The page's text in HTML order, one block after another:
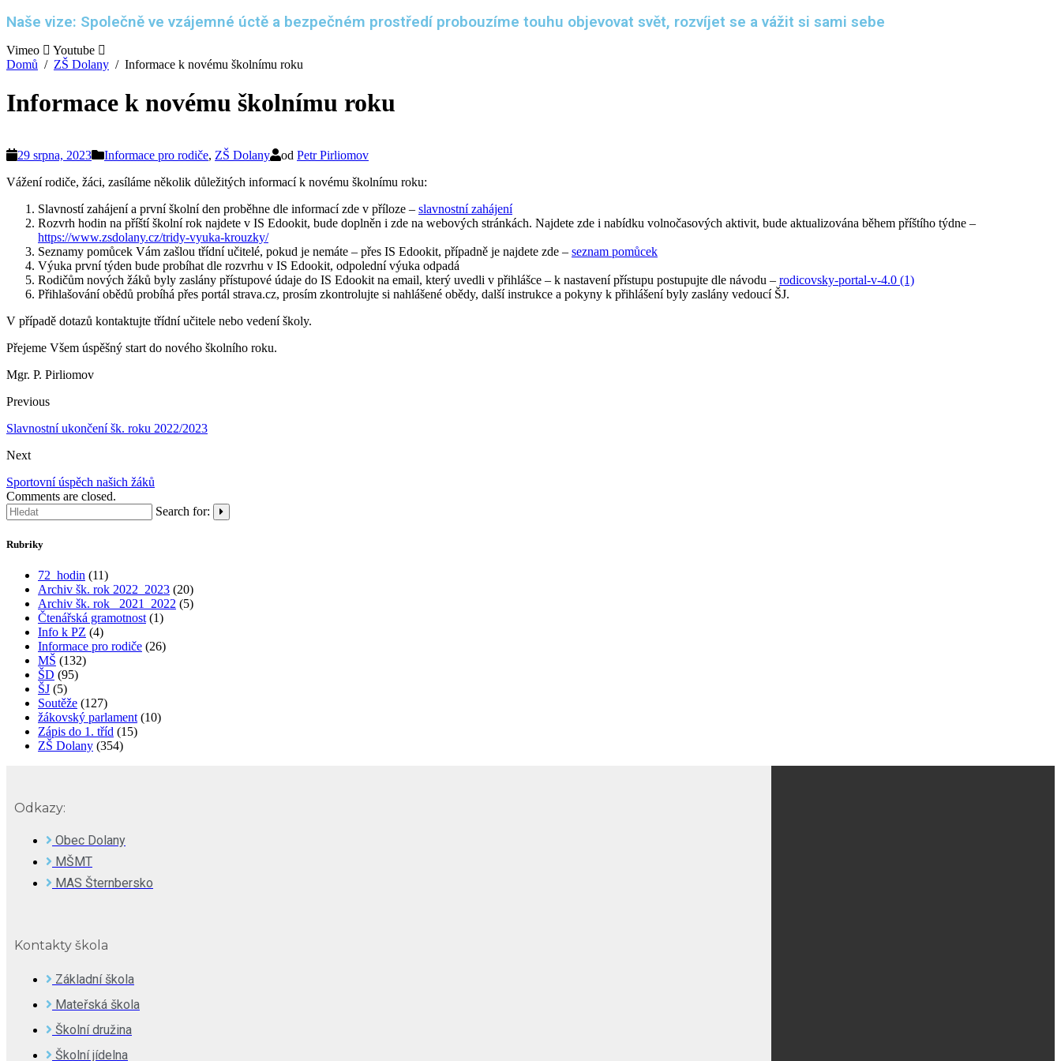
Naše vize: Společně ve vzájemné úctě a bezpečném prostředí probouzíme touhu objevovat svět, rozvíjet se a vážit si sami sebe
Vimeo
Youtube
Domů
ZŠ Dolany Informace k novému školnímu roku
Informace k novému školnímu roku
29 srpna, 2023 Informace pro rodiče, ZŠ Dolany od Petr Pirliomov
Vážení rodiče, žáci, zasíláme několik důležitých informací k novému školnímu roku:
Slavností zahájení a první školní den proběhne dle informací zde v příloze – slavnostní zahájení
Rozvrh hodin na příští školní rok najdete v IS Edookit, bude doplněn i zde na webových stránkách. Najdete zde i nabídku volnočasových aktivit, bude aktualizována během příštího týdne –
https://www.zsdolany.cz/tridy-vyuka-krouzky/
Seznamy pomůcek Vám zašlou třídní učitelé, pokud je nemáte – přes IS Edookit, případně je najdete zde – seznam pomůcek
Výuka první týden bude probíhat dle rozvrhu v IS Edookit, odpolední výuka odpadá
Rodičům nových žáků byly zaslány přístupové údaje do IS Edookit na email, který uvedli v přihlášce – k nastavení přístupu postupujte dle návodu – rodicovsky-portal-v-4.0 (1)
Přihlašování obědů probíhá přes portál strava.cz, prosím zkontrolujte si nahlášené obědy, další instrukce a pokyny k přihlášení byly zaslány vedoucí ŠJ.
V případě dotazů kontaktujte třídní učitele nebo vedení školy.
Přejeme Všem úspěšný start do nového školního roku.
Mgr. P. Pirliomov
Previous
Slavnostní ukončení šk. roku 2022/2023
Next
Sportovní úspěch našich žáků
Comments are closed.
Search for:
Rubriky
72_hodin (11)
Archiv šk. rok 2022_2023 (20)
Archiv šk. rok_ 2021_2022 (5)
Čtenářská gramotnost (1)
Info k PZ (4)
Informace pro rodiče (26)
MŠ (132)
ŠD (95)
ŠJ (5)
Soutěže (127)
žákovský parlament (10)
Zápis do 1. tříd (15)
ZŠ Dolany (354)
Odkazy:
Obec Dolany
MŠMT
MAS Šternbersko
Kontakty škola
Základní škola
Mateřská škola
Školní družina
Školní jídelna